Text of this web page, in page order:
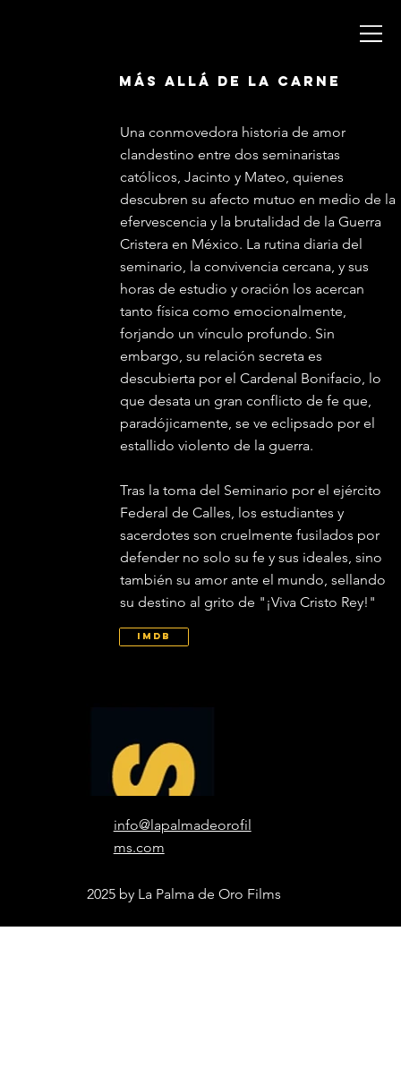
más allá de la carne
Una conmovedora historia de amor
clandestino entre dos seminaristas
católicos, Jacinto y Mateo, quienes
descubren su afecto mutuo en medio de la
efervescencia y la brutalidad de la Guerra
Cristera en México. La rutina diaria del
seminario, la convivencia cercana, y sus
horas de estudio y oración los acercan
tanto física como emocionalmente,
forjando un vínculo profundo. Sin
embargo, su relación secreta es
descubierta por el Cardenal Bonifacio, lo
que desata un gran conflicto de fe que,
paradójicamente, se ve eclipsado por el
estallido violento de la guerra.
Tras la toma del Seminario por el ejército
Federal de Calles, los estudiantes y
sacerdotes son cruelmente fusilados por
defender no solo su fe y sus ideales, sino
también su amor ante el mundo, sellando
su destino al grito de "¡Viva Cristo Rey!"
IMDb
info@lapalmadeorofil
ms.com
2025 by La Palma de Oro Films